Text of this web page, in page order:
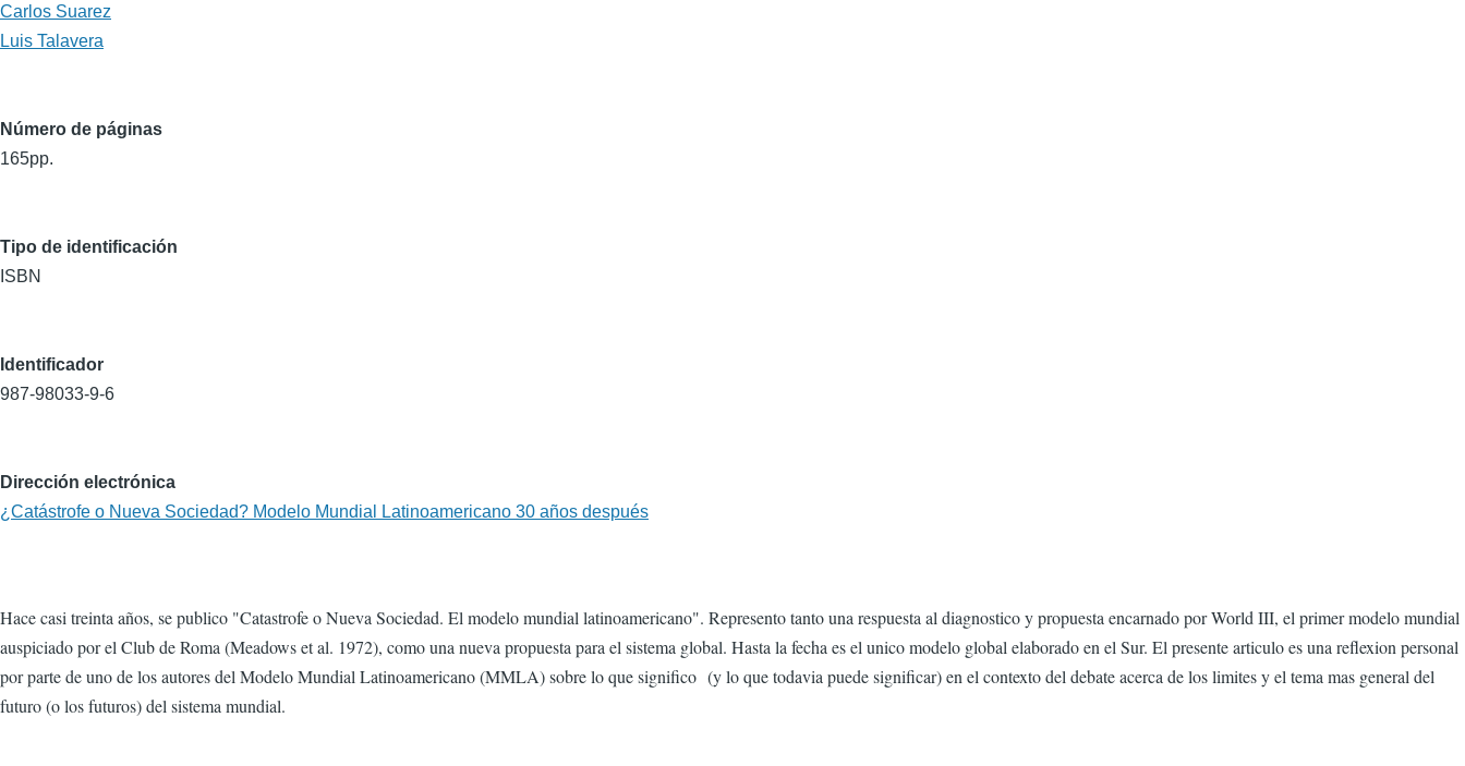
Carlos Suarez
Luis Talavera
Número de páginas
165pp.
Tipo de identificación
ISBN
Identificador
987-98033-9-6
Dirección electrónica
¿Catástrofe o Nueva Sociedad? Modelo Mundial Latinoamericano 30 años después
Hace casi treinta años, se publico "Catastrofe o Nueva Sociedad. El modelo mundial latinoamericano". Represento tanto una respuesta al diagnostico y propuesta encarnado por World III, el primer modelo mundial
auspiciado por el Club de Roma (Meadows et al. 1972), como una nueva propuesta para el sistema global. Hasta la fecha es el unico modelo global elaborado en el Sur. El presente articulo es una reflexion personal
por parte de uno de los autores del Modelo Mundial Latinoamericano (MMLA) sobre lo que significo (y lo que todavia puede significar) en el contexto del debate acerca de los limites y el tema mas general del
futuro (o los futuros) del sistema mundial.